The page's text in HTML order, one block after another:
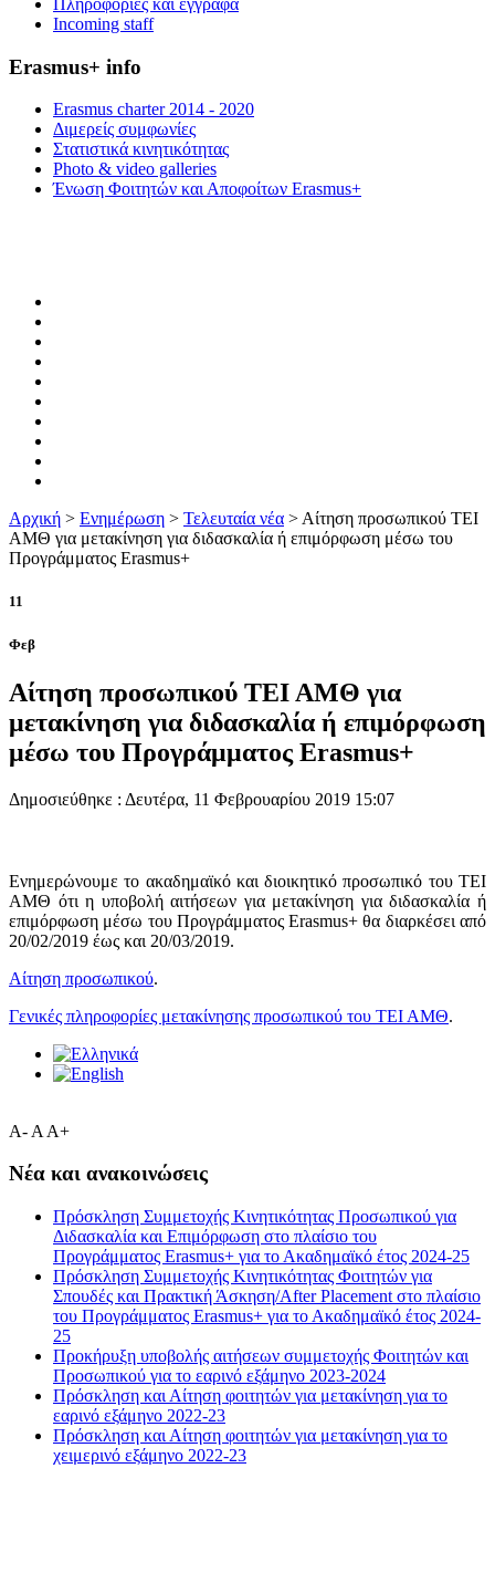
Incoming staff
Erasmus+ info
Erasmus charter 2014 - 2020
Διμερείς συμφωνίες
Στατιστικά κινητικότητας
Photo & video galleries
Ένωση Φοιτητών και Αποφοίτων Erasmus+
Αρχική > Ενημέρωση > Τελευταία νέα > Αίτηση προσωπικού ΤΕΙ
ΑΜΘ για μετακίνηση για διδασκαλία ή επιμόρφωση μέσω του
Προγράμματος Erasmus+
11
Φεβ
Αίτηση προσωπικού ΤΕΙ ΑΜΘ για
μετακίνηση για διδασκαλία ή επιμόρφωση
μέσω του Προγράμματος Erasmus+
Δημοσιεύθηκε : Δευτέρα, 11 Φεβρουαρίου 2019 15:07
Ενημερώνουμε το ακαδημαϊκό και διοικητικό προσωπικό του ΤΕΙ
ΑΜΘ ότι η υποβολή αιτήσεων για μετακίνηση για διδασκαλία ή
επιμόρφωση μέσω του Προγράμματος Erasmus+ θα διαρκέσει από
20/02/2019 έως και 20/03/2019.
Αίτηση προσωπικού.
Γενικές πληροφορίες μετακίνησης προσωπικού του ΤΕΙ ΑΜΘ.
A- A A+
Νέα και ανακοινώσεις
Πρόσκληση Συμμετοχής Κινητικότητας Προσωπικού για
Διδασκαλία και Επιμόρφωση στο πλαίσιο του
Προγράμματος Erasmus+ για το Ακαδημαϊκό έτος 2024-25
Πρόσκληση Συμμετοχής Κινητικότητας Φοιτητών για
Σπουδές και Πρακτική Άσκηση/After Placement στο πλαίσιο
του Προγράμματος Erasmus+ για το Ακαδημαϊκό έτος 2024-
25
Προκήρυξη υποβολής αιτήσεων συμμετοχής Φοιτητών και
Προσωπικού για το εαρινό εξάμηνο 2023-2024
Πρόσκληση και Αίτηση φοιτητών για μετακίνηση για το
εαρινό εξάμηνο 2022-23
Πρόσκληση και Αίτηση φοιτητών για μετακίνηση για το
χειμερινό εξάμηνο 2022-23